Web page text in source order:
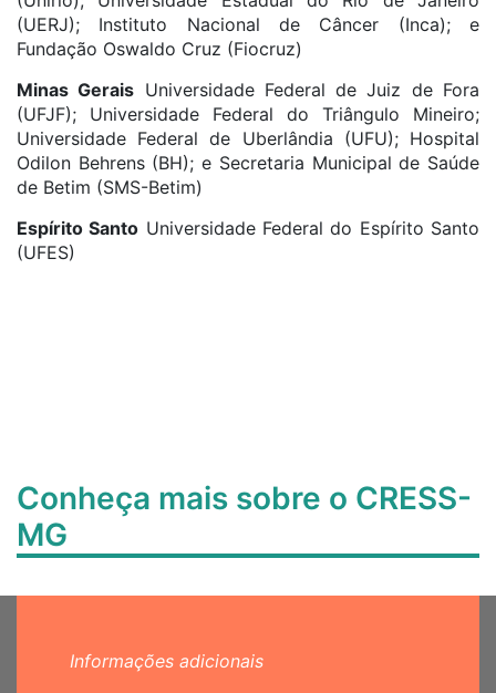
(UERJ); Instituto Nacional de Câncer (Inca); e
Fundação Oswaldo Cruz (Fiocruz)
Minas Gerais Universidade Federal de Juiz de Fora
(UFJF); Universidade Federal do Triângulo Mineiro;
Universidade Federal de Uberlândia (UFU); Hospital
Odilon Behrens (BH); e Secretaria Municipal de Saúde
de Betim (SMS-Betim)
Espírito Santo Universidade Federal do Espírito Santo
(UFES)
Conheça mais sobre o CRESS-
MG
Informações adicionais